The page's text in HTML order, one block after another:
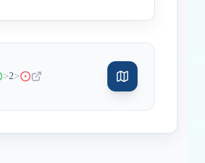
>2>